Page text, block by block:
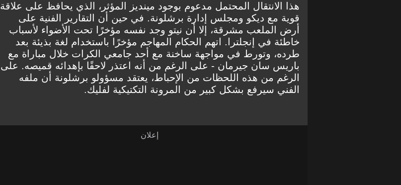
هذا الانتقال المحتمل مدعوم بوجود مينديز المؤثر، الذي يحافظ على علاقة
قوية مع ديكو ومجلس إدارة برشلونة. في حين أن التقارير الفنية على
أرض الملعب مشرقة، إلا أن نيتو وجد نفسه مؤخرًا تحت الأضواء لأسباب
خاطئة في إنجلترا. اتهم الحكام المهاجم مؤخرًا باستخدام لغة بذيئة بعد
طرده، وتورط في مواجهة ساخنة مع أحد جامعي الكرات خلال مباراة مع
باريس سان جيرمان - على الرغم من أنه اعتذر لاحقًا بإهدائه قميصه. على
الرغم من هذه اللحظات من الإحباط، يعتقد مسؤولو برشلونة أن ملفه
الفني سيرفع بشكل كبير من المرونة التكتيكية لفليك.